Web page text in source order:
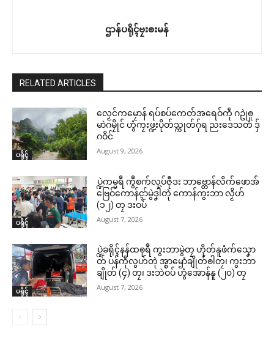
ဌာန်ပရိုၚ်ဗၠးၜးမန်
RELATED ARTICLES
ပရိုၚ်
လၟေင်ကမၠောန် ရပ်စပ်ကေတ်အရေဝ်ကဵု ဂဥုဲၜူ
မာဲဂမၠိုင် ဟွံကၠးဖ္ဍးပိုတ်သ္ကုတ်ဂှ်ရ ညးဒေသတံ ဒှ်
ဂဝိင်
August 9, 2026
ပရိုၚ်
ပ္ဍဲကမ္မရဳ ကွဳစက်လုပ်ဇီုဒး ဘာဗ္တောန်လိက်ဖောအ်
ဗြေဝ်ကောန်ၚာ်မွဲဒၞါဲတုဲ ကောန်ကွးဘာ လၟိဟ်
(၁၂) တၠ ဒးဝပ်
August 7, 2026
ပရိုၚ်
ပ္ဍဲခရိုၚ်နန်ထၜုရဳ ကွးဘာမွဲတၠ ဟိုတ်နူဖံက်သၞော
တ် ပန်ကဵုလွဟ်တုဲ အ္စာၝောံချိုတ်ၜါတၠ၊ ကွးဘာ
ချိုတ် (၄) တၠ၊ ဒးဘဲဝပ် ဟွံအောန်နူ (၂၀) တၠ
August 7, 2026